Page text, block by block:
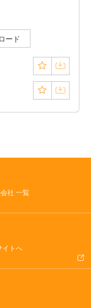
ード
社 一覧
イトへ